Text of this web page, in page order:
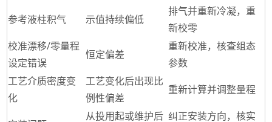
参考液柱积气 示值持续偏低
排气并重新冷凝，重
新校零
校准漂移/零量程
设定错误
恒定偏差
重新校准，核查组态
参数
工艺介质密度变
化
工艺变化后出现比
例性偏差
重新计算并调整量程
从投用起或维护后 纠正安装方向，核实